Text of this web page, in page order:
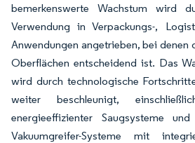
bemerkenswerte Wachstum wird
Verwendung in Verpackungs-,
Anwendungen angetrieben, bei denen
Oberflächen entscheidend ist. Das
wird durch technologische
weiter beschleunigt,
energieeffizienter Saugsysteme
Vakuumgreifer-Systeme mit